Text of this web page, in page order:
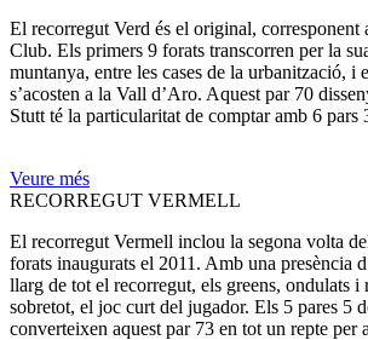
El recorregut Verd és el original, corresponent
Club. Els primers 9 forats transcorren per la
muntanya, entre les cases de la urbanització, i
s’acosten a la Vall d’Aro. Aquest par 70
Stutt té la particularitat de comptar amb 6 pars
Veure més
RECORREGUT VERMELL
El recorregut Vermell inclou la segona volta
forats inaugurats el 2011. Amb una presència
llarg de tot el recorregut, els greens, ondulats i
sobretot, el joc curt del jugador. Els 5 pares 5
converteixen aquest par 73 en tot un repte per